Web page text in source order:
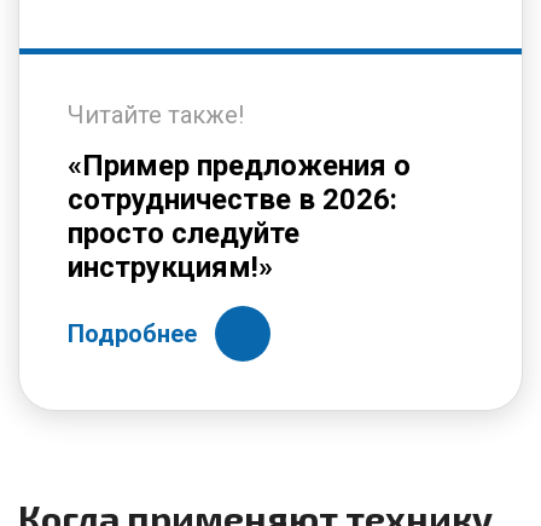
Читайте также!
«Пример предложения о
сотрудничестве в 2026:
просто следуйте
инструкциям!»
Подробнее